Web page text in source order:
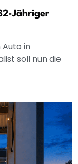
Jähriger
in
soll nun die